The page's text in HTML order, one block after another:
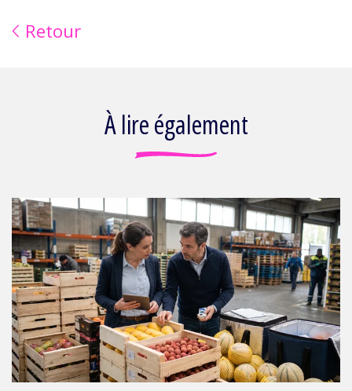
Retour
À lire également